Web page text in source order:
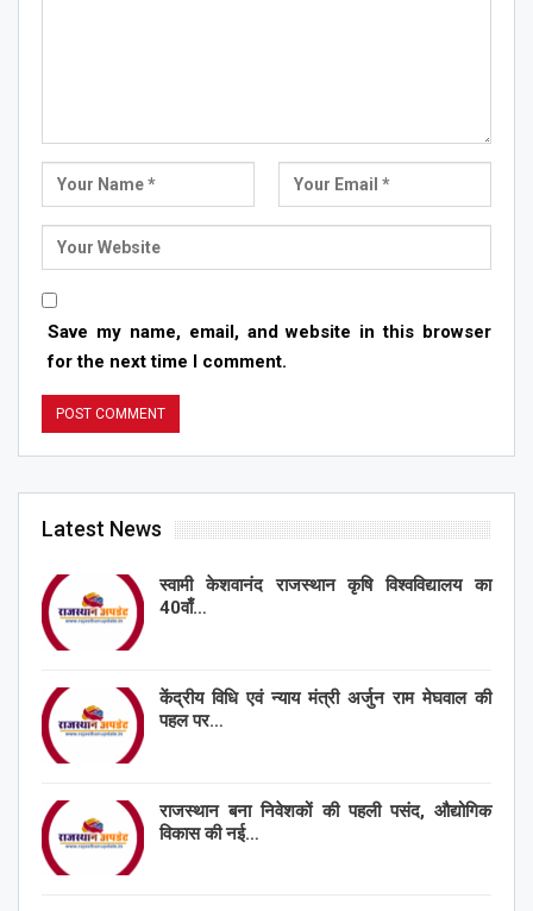
Save my name, email, and website in this browser
for the next time I comment.
Latest News
स्वामी केशवानंद राजस्थान कृषि विश्वविद्यालय का
40वाँ…
केंद्रीय विधि एवं न्याय मंत्री अर्जुन राम मेघवाल की
पहल पर…
राजस्थान बना निवेशकों की पहली पसंद, औद्योगिक
विकास की नई…